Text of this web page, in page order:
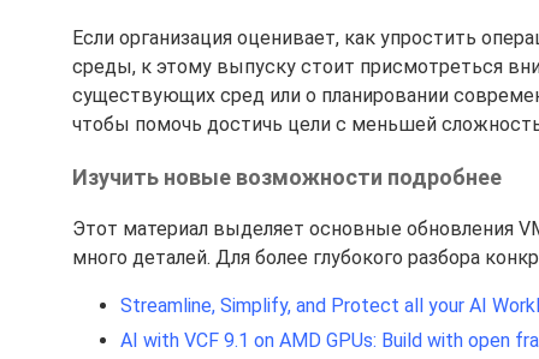
Если организация оценивает, как упростить
среды, к этому выпуску стоит присмотреться
существующих сред или о планировании
чтобы помочь достичь цели с меньшей
Изучить новые возможности подробнее
Этот материал выделяет основные обновления
много деталей. Для более глубокого разбора
Streamline, Simplify, and Protect all your AI
AI with VCF 9.1 on AMD GPUs: Build with open